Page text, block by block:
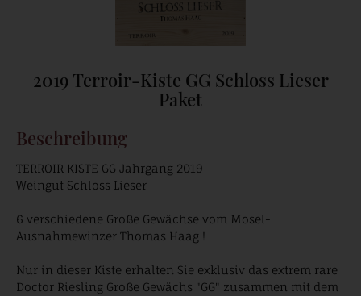
2019 Terroir-Kiste GG Schloss Lieser
Paket
Beschreibung
TERROIR KISTE GG Jahrgang 2019
Weingut Schloss Lieser
6 verschiedene Große Gewächse vom Mosel-
Ausnahmewinzer Thomas Haag !
Nur in dieser Kiste erhalten Sie exklusiv das extrem rare
Doctor Riesling Große Gewächs "GG" zusammen mit dem